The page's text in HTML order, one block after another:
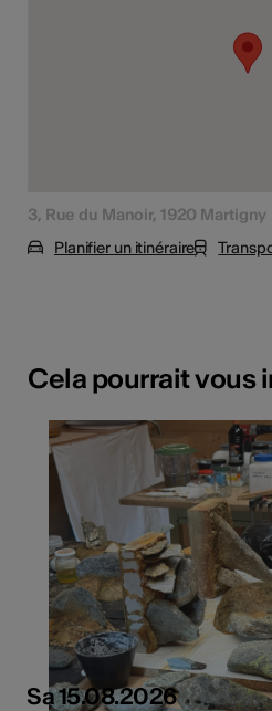
3, Rue du Manoir, 1920 Martigny
Planifier un itinéraire
Cela pourrait vous
Sa 15.08.2026